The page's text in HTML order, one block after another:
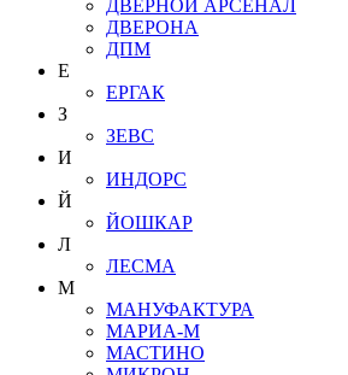
ДВЕРНОЙ АРСЕНАЛ
ДВЕРОНА
ДПМ
Е
ЕРГАК
З
ЗЕВС
И
ИНДОРС
Й
ЙОШКАР
Л
ЛЕСМА
М
МАНУФАКТУРА
МАРИА-М
МАСТИНО